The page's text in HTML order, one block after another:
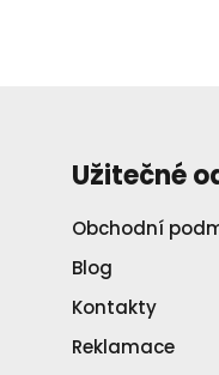
Užitečné
Obchodní
Blog
Kontakty
Reklamace